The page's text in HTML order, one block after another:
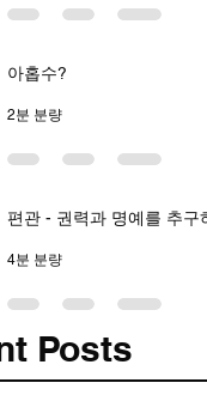
아홉수?
2분 분량
편관 - 권력과 명예를 추구
4분 분량
Posts